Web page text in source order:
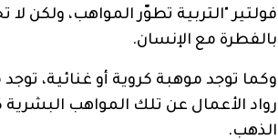
فولتير "التربية تطوّر المواهب، ولكن لا
بالفطرة مع الإنسان.
وكما توجد موهبة كروية أو غنائية، توجد
رواد الأعمال عن تلك المواهب
الذهب.